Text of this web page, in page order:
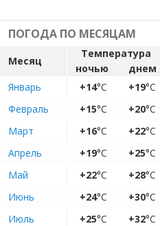
ПОГОДА ПО МЕСЯЦАМ
Месяц
Температура
ночью
днем
Январь
+14°C +19°C
Февраль
+15°C +20°C
Март
+16°C +22°C
Апрель
+19°C +25°C
Май
+22°C +28°C
Июнь
+24°C +30°C
Июль
+25°C +32°C